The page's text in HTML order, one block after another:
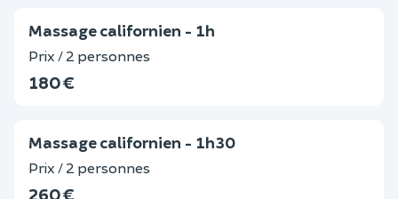
Massage californien - 1h
Prix / 2 personnes
180 €
Massage californien - 1h30
Prix / 2 personnes
260 €